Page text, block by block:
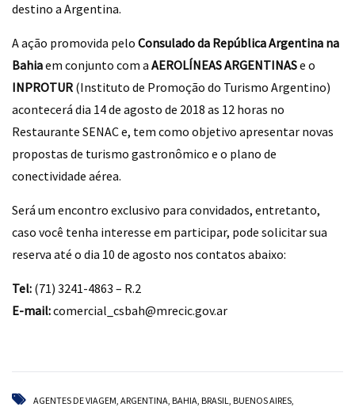
destino a Argentina.
A ação promovida pelo Consulado da República Argentina na
Bahiaem conjunto com a AEROLÍNEAS ARGENTINASe o
INPROTUR (Instituto de Promoção do Turismo Argentino)
acontecerá dia 14 de agosto de 2018 as 12 horas no
Restaurante SENAC e, tem como objetivo apresentar novas
propostas de turismo gastronômico e o plano de
conectividade aérea.
Será um encontro exclusivo para convidados, entretanto,
caso você tenha interesse em participar, pode solicitar sua
reserva até o dia 10 de agosto nos contatos abaixo:
Tel: (71) 3241-4863 – R.2
E-mail:comercial_csbah@mrecic.gov.ar
AGENTES DE VIAGEM, ARGENTINA, BAHIA, BRASIL, BUENOS AIRES,